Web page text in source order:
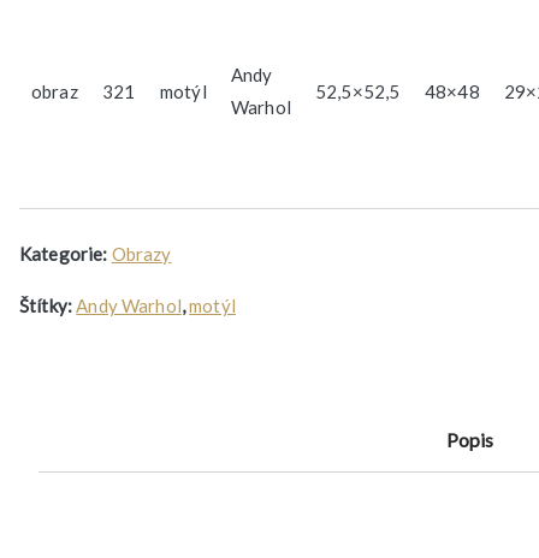
obraz 321 motýl
Andy
Warhol
52,5×52,5 48×48
Kategorie: Obrazy
Štítky:Andy Warhol,motýl
Popis